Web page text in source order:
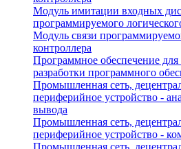
Модуль имитации входных
программируемого
Модуль связи
контроллера
Программное обеспечение
разработки программного
Промышленная сеть,
периферийное устройство -
вывода
Промышленная сеть,
периферийное устройство -
Промышленная сеть,